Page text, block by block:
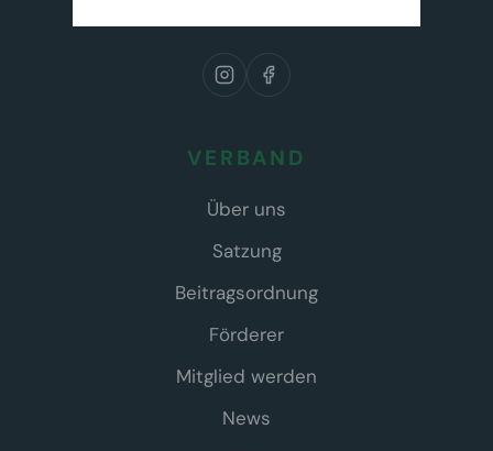
VERBAND
Über uns
Satzung
Beitragsordnung
Förderer
Mitglied werden
News